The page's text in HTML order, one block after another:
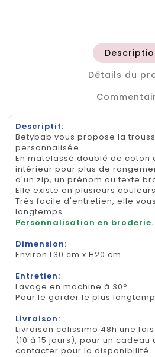
Détails du
Descriptif:
Betybab vous propose la
personnalisée.
En matelassé doublé de coton
intérieur pour plus de
d'un zip, un prénom ou texte
Elle existe en plusieurs
Très facile d'entretien, elle
longtemps.
Personnalisation en broderie.
Dimension:
Environ L30 cm x H20 cm
Entretien:
Lavage en machine à 30°
Pour le garder le plus
Livraison:
Livraison colissimo 48h une
(10 à 15 jours), pour un
contacter pour la disponibilité.